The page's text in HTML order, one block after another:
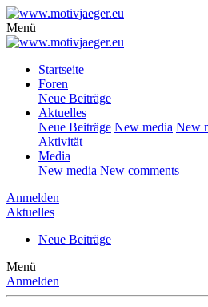
Menü
Startseite
Foren
Neue Beiträge
Aktuelles
Neue Beiträge New media New
Aktivität
Media
New media New comments
Anmelden
Aktuelles
Neue Beiträge
Menü
Anmelden